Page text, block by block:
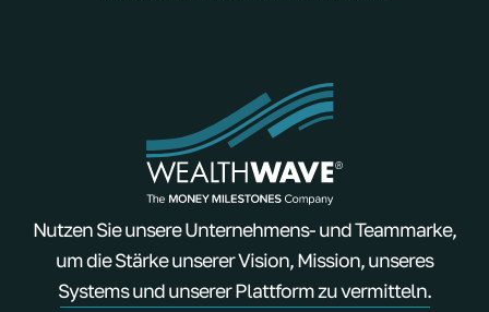
Nutzen Sie unsere Unternehmens- und Teammarke,
um die Stärke unserer Vision, Mission, unseres
Systems und unserer Plattform zu vermitteln.